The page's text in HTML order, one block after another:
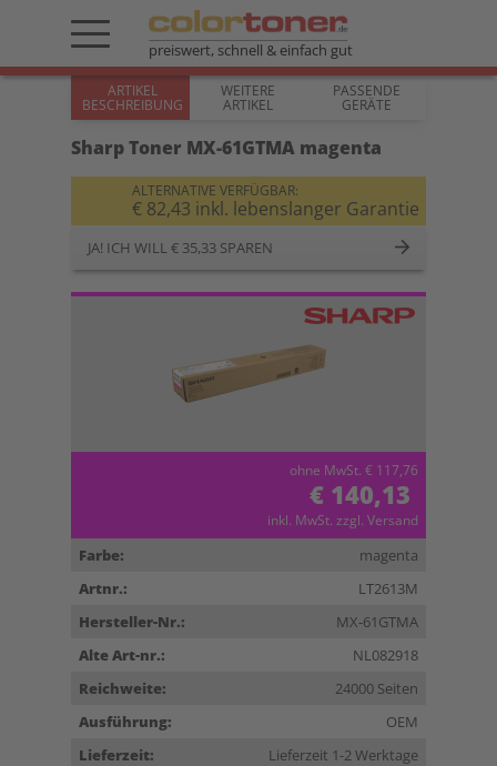
preiswert, schnell & einfach gut
ARTIKEL
BESCHREIBUNG
WEITERE
ARTIKEL
PASSENDE
GERÄTE
Sharp Toner MX-61GTMA magenta
ALTERNATIVE VERFÜGBAR:
€ 82,43 inkl. lebenslanger Garantie
JA! ICH WILL € 35,33 SPAREN
ohne MwSt. € 117,76
€ 140,13
inkl. MwSt. zzgl. Versand
Farbe:
magenta
Artnr.:
LT2613M
Hersteller-Nr.:
MX-61GTMA
Alte Art-nr.:
NL082918
Reichweite:
24000 Seiten
Ausführung:
OEM
Lieferzeit:
Lieferzeit 1-2 Werktage